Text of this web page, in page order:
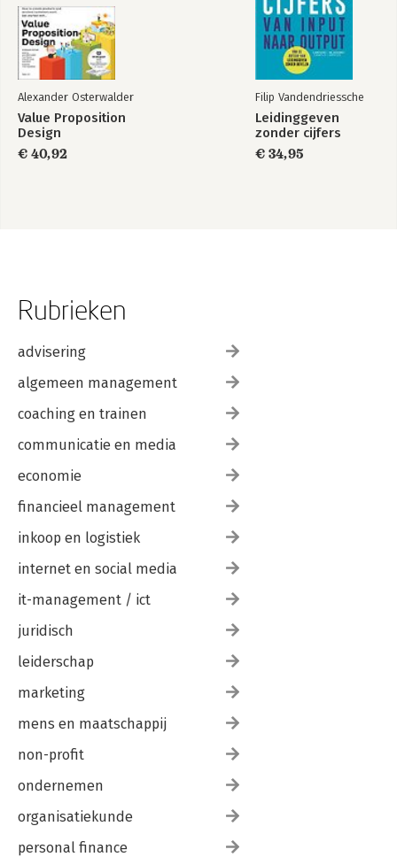
Alexander Osterwalder
Value Proposition
Design
€ 40,92
Filip Vandendriessche
Leidinggeven
zonder cijfers
€ 34,95
Rubrieken
advisering
algemeen management
coaching en trainen
communicatie en media
economie
financieel management
inkoop en logistiek
internet en social media
it-management / ict
juridisch
leiderschap
marketing
mens en maatschappij
non-profit
ondernemen
organisatiekunde
personal finance